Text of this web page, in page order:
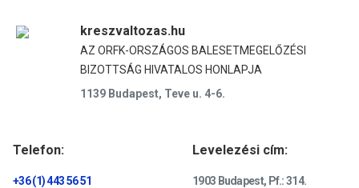
kreszvaltozas.hu
AZ ORFK-ORSZÁGOS BALESETMEGELŐZÉSI
BIZOTTSÁG HIVATALOS HONLAPJA
1139 Budapest, Teve u. 4-6.
Telefon:
+36 (1) 443 56 51
Levelezési cím:
1903 Budapest, Pf.: 314.